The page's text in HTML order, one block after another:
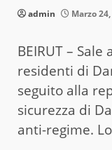
admin Marzo 24,
BEIRUT –
residenti di
seguito alla
sicurezza di
anti-regime.